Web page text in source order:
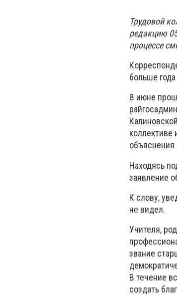
Трудовой
редакцию
процессе
больше
В июне
коллективе
объяснения
Находясь
заявление
К слову,
не видел.
Учителя,
звание
В течение
создать